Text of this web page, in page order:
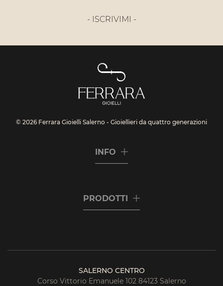
- ISCRIVIMI -
© 2026 Ferrara Gioielli Salerno - Gioiellieri da quattro generazioni
INFO
PRODOTTI
SALERNO CENTRO
Corso Vittorio Emanuele 102 84123 Salerno